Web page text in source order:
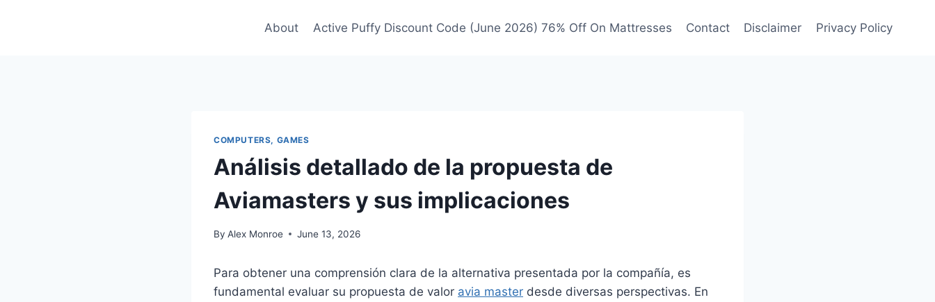
About Active Puffy Discount Code (June 2026) 76% Off On Mattresses Contact Disclaimer Privacy Policy
COMPUTERS, GAMES
Análisis detallado de la propuesta de
Aviamasters y sus implicaciones
By Alex Monroe June 13, 2026
Para obtener una comprensión clara de la alternativa presentada por la compañía, es
fundamental evaluar su propuesta de valor avia master desde diversas perspectivas. En